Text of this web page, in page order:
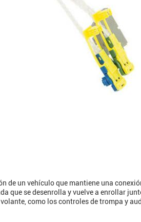
de un vehículo que mantiene una
que se desenrolla y vuelve a enrollar
como los controles de trompa y